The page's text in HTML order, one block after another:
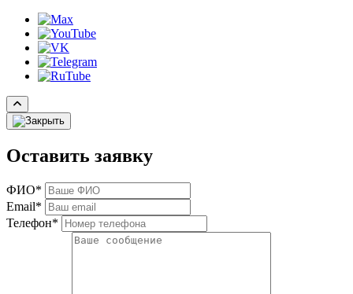
Оставить заявку
ФИО*
Email*
Телефон*